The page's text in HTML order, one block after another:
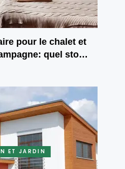
pour le chalet et
quel store
ET JARDIN